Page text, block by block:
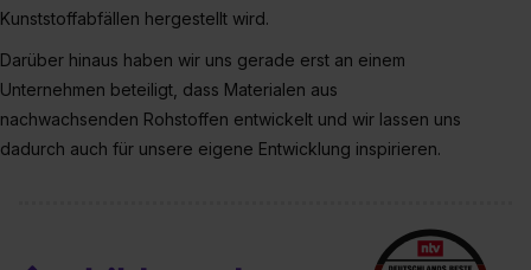
Kunststoffabfällen hergestellt wird.
Darüber hinaus haben wir uns gerade erst an einem
Unternehmen beteiligt, dass Materialen aus
nachwachsenden Rohstoffen entwickelt und wir lassen uns
dadurch auch für unsere eigene Entwicklung inspirieren.